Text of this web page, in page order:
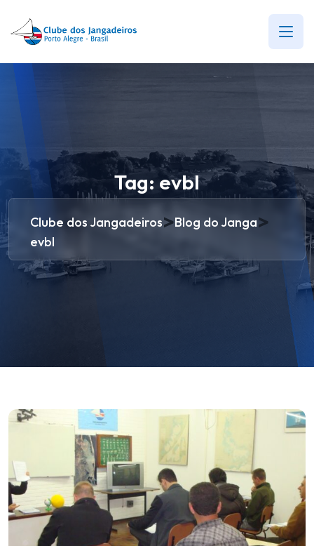
Tag: evbl
Clube dos Jangadeiros>Blog do Janga>
evbl